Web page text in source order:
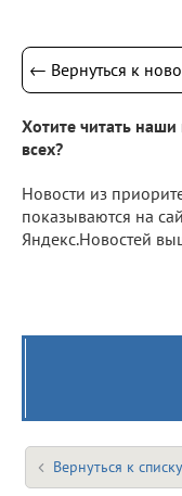
← Вернуться к
Хотите читать
всех?
Новости из
показываются на
Яндекс.Новостей
Вернуться к